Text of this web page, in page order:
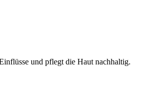
und pflegt die Haut nachhaltig.